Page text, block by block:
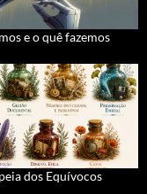
e o quê fazemos
dos Equívocos